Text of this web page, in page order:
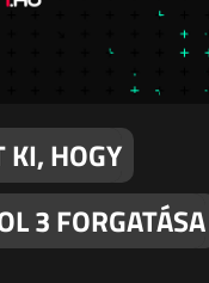
KI, HOGY
3 FORGATÁSA